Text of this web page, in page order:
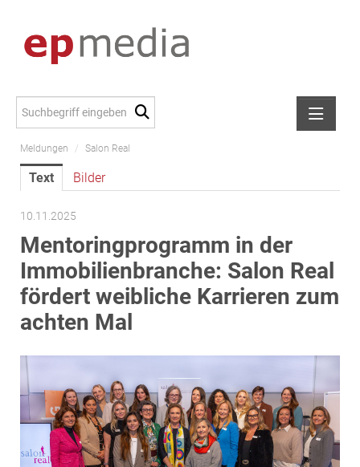
Meldungen
Alexander Peer
amb Development
ATL Immoinvest
AURE Immobilien
Austria Sotheby's International Realty
City Park Vienna
EPHIC Group
epmedia Werbeagentur
ESTINA Immobilien
Greystar
Meldungen / Salon Real
Text Bilder
10.11.2025
Mentoringprogramm in der
Immobilienbranche: Salon Real
fördert weibliche Karrieren zum
achten Mal